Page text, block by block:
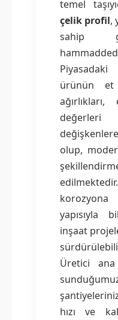
temel
çelik profil,
sahip
Piyasadaki
ürünün et
olup,
yapısıyla
inşaat
Üretici
hızı ve